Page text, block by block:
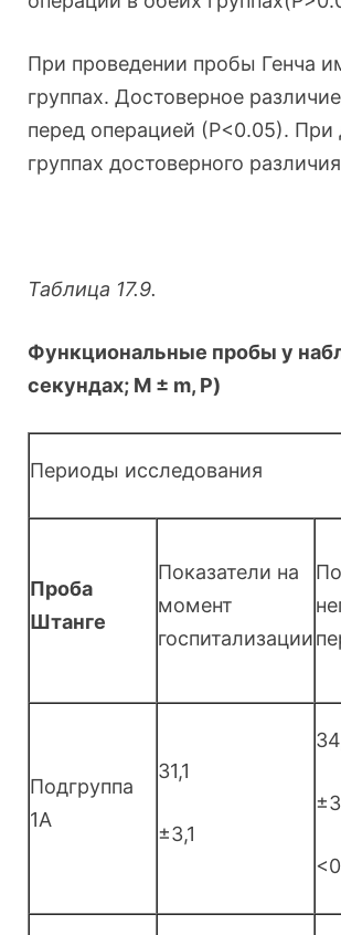
При проведении пробы Генча
группах. Достоверное
перед операцией (Р<0.05).
группах достоверного
Таблица 17.9.
Функциональные пробы у
секундах; M ± m, P)
Периоды исследования
Проба
Штанге
Показатели на
момент
госпитализации
Подгруппа
1А
31,1
±3,1